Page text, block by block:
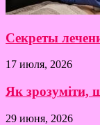
Секреты
17 июля, 2026
Як зрозуміти,
29 июня, 2026